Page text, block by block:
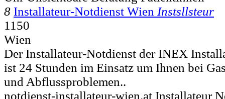
8 Installateur-Notdienst Wien Instsllsteur
1150
Wien
Der Installateur-Notdienst der INEX
ist 24 Stunden im Einsatz um Ihnen bei
und Abflussproblemen..
notdienst-installateur-wien.at Installateur